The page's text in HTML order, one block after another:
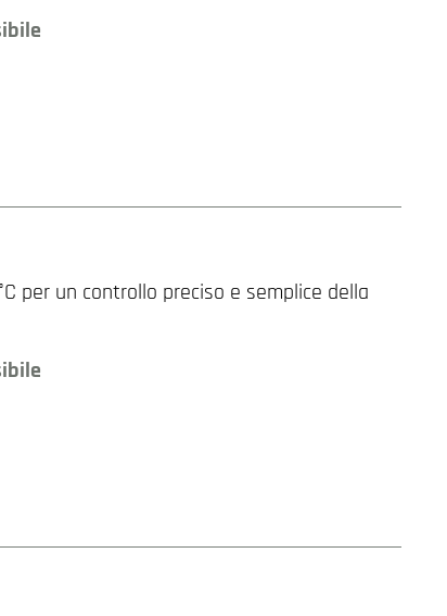
per un controllo preciso e semplice della